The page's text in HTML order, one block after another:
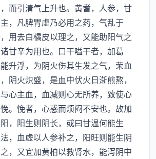
而引清气上升也。黄耆，人参，甘
，凡脾胃虚乃必用之药，气乱于
用去白橘皮以理之，又能助阳气之
甘辛为用也。口干嗌干者，加葛
升浮，为阴火伤其生发之气，荣血
阴火炽盛，是血中伏火日渐煎熬，
心主血，血减则心无所养，致使心
。悗者，心惑而烦闷不安也。故加
，阳生则阴长，或曰甘温何能生
，血虚以人参补之，阳旺则能生阴
，又宜加黄柏以救肾水，能泻阴中